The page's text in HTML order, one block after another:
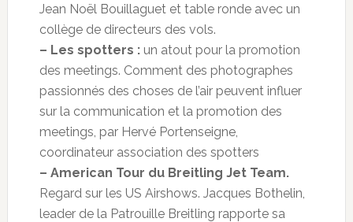
Jean Noël Bouillaguet et table ronde avec un
collège de directeurs des vols.
– Les spotters : un atout pour la promotion
des meetings. Comment des photographes
passionnés des choses de l’air peuvent influer
sur la communication et la promotion des
meetings, par Hervé Portenseigne,
coordinateur association des spotters
– American Tour du Breitling Jet Team.
Regard sur les US Airshows. Jacques Bothelin,
leader de la Patrouille Breitling rapporte sa